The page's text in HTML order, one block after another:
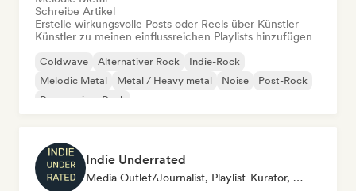
Schreibe Artikel
Erstelle wirkungsvolle Posts oder Reels über Künstler
Künstler zu meinen einflussreichen Playlists hinzufügen
Coldwave Alternativer Rock
Indie-Rock
Melodic Metal
Metal / Heavy metal Noise
Post-Rock
Progressiver Rock
Indie Underrated
Media Outlet/Journalist, Playlist-Kurator, Social Media Influencer